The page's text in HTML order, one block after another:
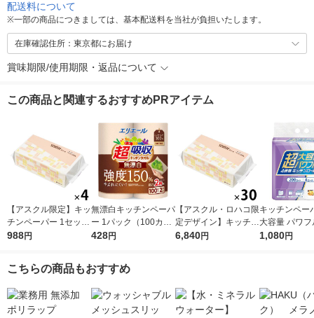
配送料について
※一部の商品につきましては、基本配送料を当社が負担いたします。
在庫確認住所：東京都にお届け
賞味期限/使用期限・返品について
この商品と関連するおすすめPRアイテム
【アスクル限定】キッ
チンペーパー 1セット
（200組×4）スコッテ
タオル 日本製紙クレ
988円
無漂白キッチンペーパ
ー 1パック（100カッ
ト×2ロール）超吸収
428円
【アスクル・ロハコ限
定デザイン】キッチン
ペーパー スコッティ
6,840円
キッチンペー
大容量 パワ
巻 キッチン
1,080円
こちらの商品もおすすめ